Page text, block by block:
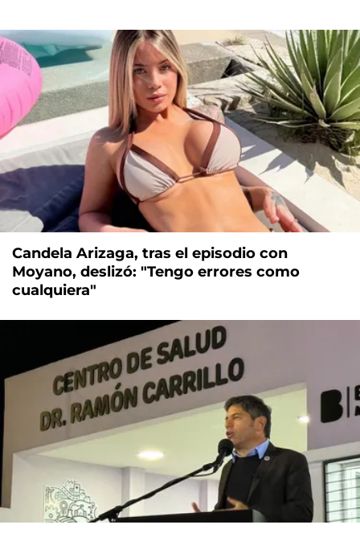
Candela Arizaga, tras el episodio con
Moyano, deslizó: "Tengo errores como
cualquiera"